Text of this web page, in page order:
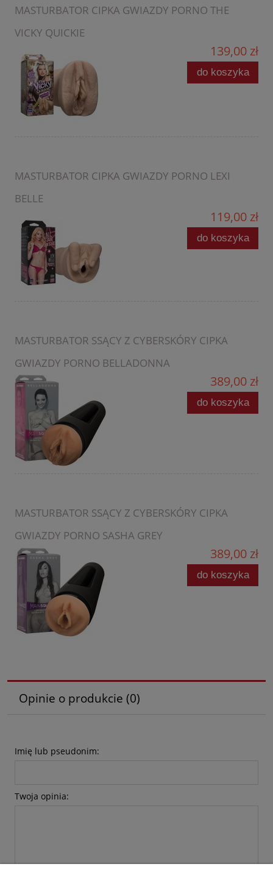
MASTURBATOR CIPKA GWIAZDY PORNO THE
VICKY QUICKIE
139,00 zł
do koszyka
MASTURBATOR CIPKA GWIAZDY PORNO LEXI
BELLE
119,00 zł
do koszyka
MASTURBATOR SSĄCY Z CYBERSKÓRY CIPKA
GWIAZDY PORNO BELLADONNA
389,00 zł
do koszyka
MASTURBATOR SSĄCY Z CYBERSKÓRY CIPKA
GWIAZDY PORNO SASHA GREY
389,00 zł
do koszyka
Opinie o produkcie (0)
Imię lub pseudonim:
Twoja opinia: